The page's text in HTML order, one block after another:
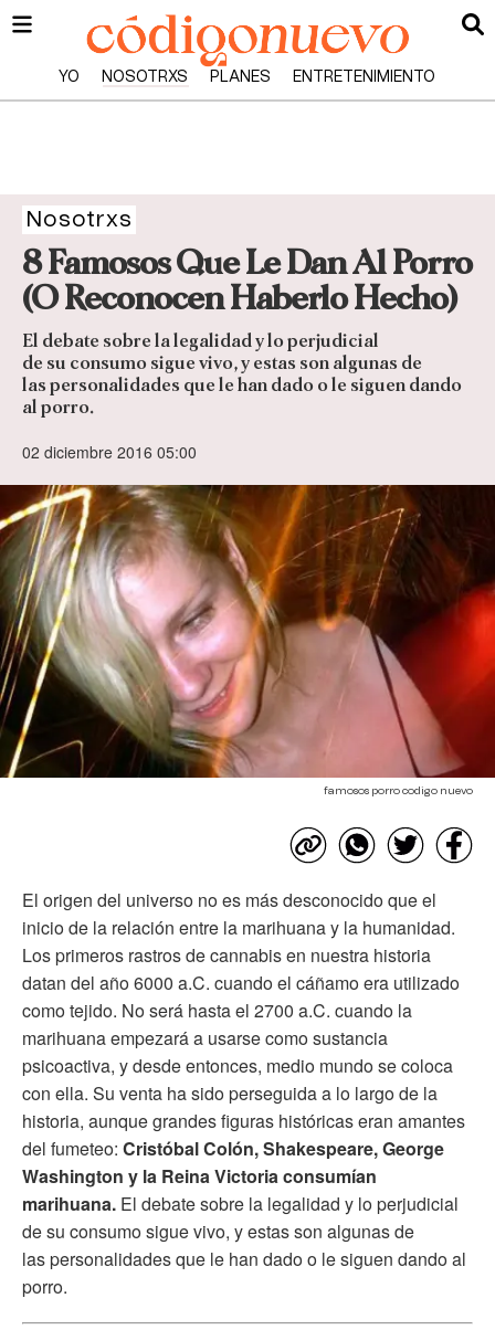
YO NOSOTRXS PLANES ENTRETENIMIENTO
Nosotrxs
8 Famosos Que Le Dan Al Porro
(O Reconocen Haberlo Hecho)
El debate sobre la legalidad y lo perjudicial
de su consumo sigue vivo, y estas son algunas de
las personalidades que le han dado o le siguen dando
al porro.
02 diciembre 2016 05:00
famosos porro codigo nuevo
El origen del universo no es más desconocido que el
inicio de la relación entre la marihuana y la humanidad.
Los primeros rastros de cannabis en nuestra historia
datan del año 6000 a.C. cuando el cáñamo era utilizado
como tejido. No será hasta el 2700 a.C. cuando la
marihuana empezará a usarse como sustancia
psicoactiva, y desde entonces, medio mundo se coloca
con ella. Su venta ha sido perseguida a lo largo de la
historia, aunque grandes figuras históricas eran amantes
del fumeteo: Cristóbal Colón, Shakespeare, George
Washington y la Reina Victoria consumían
marihuana. El debate sobre la legalidad y lo perjudicial
de su consumo sigue vivo, y estas son algunas de
las personalidades que le han dado o le siguen dando al
porro.